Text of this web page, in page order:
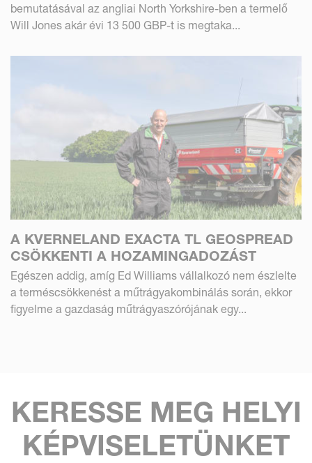
bemutatásával az angliai North Yorkshire-ben a termelő
Will Jones akár évi 13 500 GBP-t is megtaka...
A KVERNELAND EXACTA TL GEOSPREAD
CSÖKKENTI A HOZAMINGADOZÁST
Egészen addig, amíg Ed Williams vállalkozó nem észlelte
a terméscsökkenést a műtrágyakombinálás során, ekkor
figyelme a gazdaság műtrágyaszórójának egy...
KERESSE MEG HELYI
KÉPVISELETÜNKET